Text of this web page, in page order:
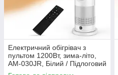
Електричний обігрівач з
пультом 1200Вт, зима-літо,
AM-030JR, Білий / Підлоговий
тепловентилятор /